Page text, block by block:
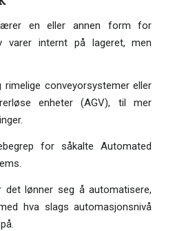
en eller annen form for
varer internt på lageret, men
conveyorsystemer eller
enheter (AGV), til mer
for såkalte Automated
lønner seg å automatisere,
hva slags automasjonsnivå